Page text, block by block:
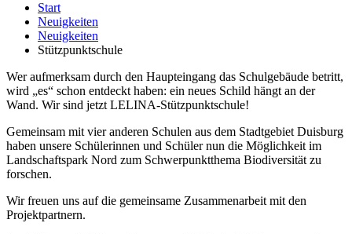
Start
Neuigkeiten
Neuigkeiten
Stützpunktschule
Wer aufmerksam durch den Haupteingang das Schulgebäude betritt,
wird „es“ schon entdeckt haben: ein neues Schild hängt an der
Wand. Wir sind jetzt LELINA-Stützpunktschule!
Gemeinsam mit vier anderen Schulen aus dem Stadtgebiet Duisburg
haben unsere Schülerinnen und Schüler nun die Möglichkeit im
Landschaftspark Nord zum Schwerpunktthema Biodiversität zu
forschen.
Wir freuen uns auf die gemeinsame Zusammenarbeit mit den
Projektpartnern.